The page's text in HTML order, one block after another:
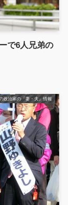
で6人兄弟の
政治家の『妻・夫』情報